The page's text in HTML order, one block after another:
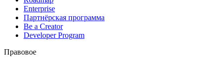
Enterprise
Партнёрская программа
Be a Creator
Developer Program
Правовое